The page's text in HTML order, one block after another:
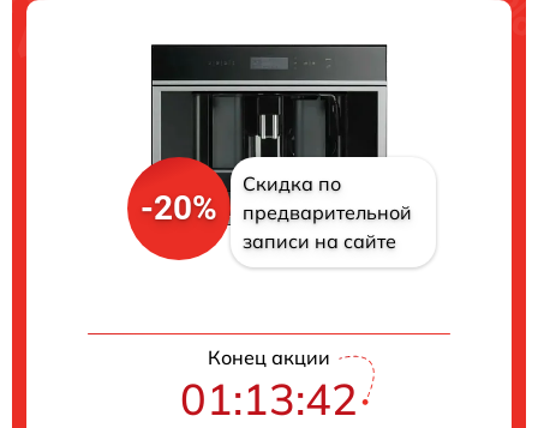
-20%
Скидка по
предварительной
записи на сайте
Конец акции
01:13:41